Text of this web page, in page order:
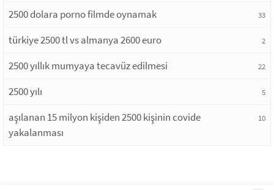
2500 dolara porno filmde oynamak 33
türkiye 2500 tl vs almanya 2600 euro 2
2500 yıllık mumyaya tecavüz edilmesi 22
2500 yılı 5
aşılanan 15 milyon kişiden 2500 kişinin covide
yakalanması
10